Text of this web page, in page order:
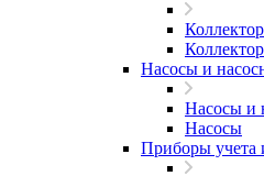
Насосы и
Насосы и
Насосы
Приборы